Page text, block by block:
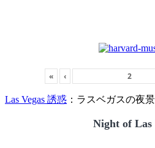
« ‹
Las Vegas 誘惑 ：ラスベガスの夜
Night of Las